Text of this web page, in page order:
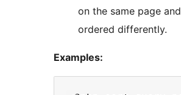
on the same page and
ordered differently.
Examples: